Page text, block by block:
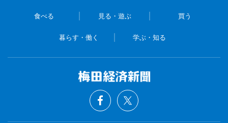
食べる 見る・遊ぶ 買う
暮らす・働く 学ぶ・知る